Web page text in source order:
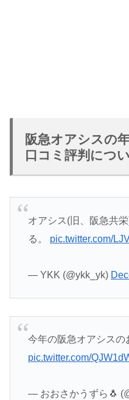
阪急オアシスの
口コミ評判につ
オアシス(旧、阪急共
る。 pic.twitter.com/
— YKK (@ykk_yk)
今年の阪急オアシスの
pic.twitter.com/
— おおさかうずら🐧